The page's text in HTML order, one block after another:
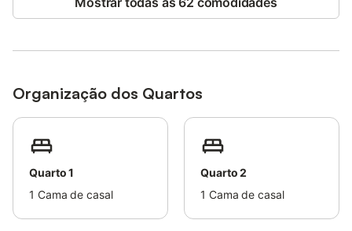
O check-in automático está disponível para maior conveniência.
Organização dos Quartos
Quarto 1
1 Cama de casal
Quarto 2
1 Cama de casal